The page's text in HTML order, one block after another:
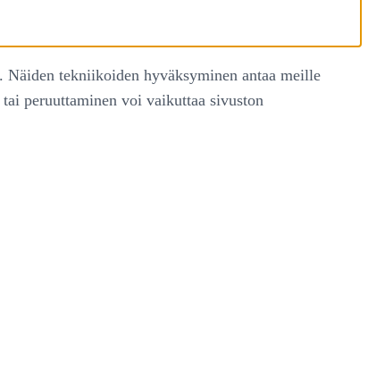
Näiden tekniikoiden hyväksyminen antaa meille
peruuttaminen voi vaikuttaa sivuston